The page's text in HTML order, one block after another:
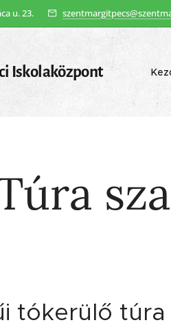
u. 23.
Iskolaközpont
tókerülő túra